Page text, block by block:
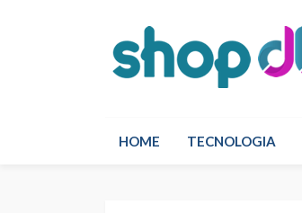
HOME TECNOLOGIA